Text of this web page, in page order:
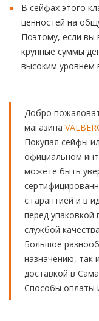
В сейфах этого
ценностей на
Поэтому, если вы
крупные суммы
высоким уровнем
Добро
магазина
Покупая сейфы
официальном
можете быть
с гарантией и в
перед
службой
Большое
назначению, так
доставкой в
Способы оплаты